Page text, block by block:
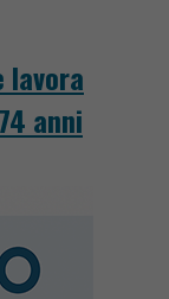
lavora
anni